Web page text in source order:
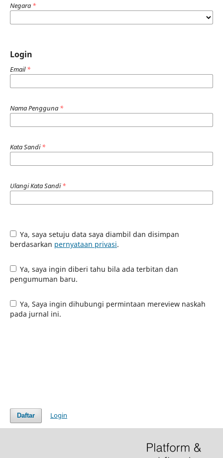
Negara *
Login
Email*
Nama Pengguna *
Kata Sandi*
Ulangi Kata Sandi*
Ya, saya setuju data saya diambil dan disimpan
berdasarkan pernyataan privasi.
Ya, saya ingin diberi tahu bila ada terbitan dan
pengumuman baru.
Ya, Saya ingin dihubungi permintaan mereview naskah
pada jurnal ini.
Daftar Login